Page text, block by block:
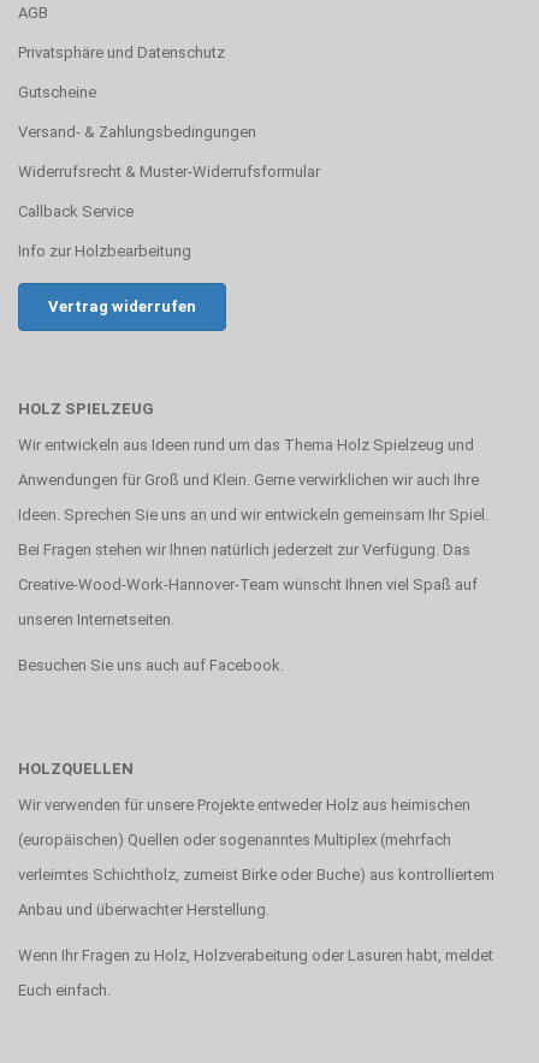
AGB
Privatsphäre und Datenschutz
Gutscheine
Versand- & Zahlungsbedingungen
Widerrufsrecht & Muster-Widerrufsformular
Callback Service
Info zur Holzbearbeitung
Vertrag widerrufen
HOLZ SPIELZEUG
Wir entwickeln aus Ideen rund um das Thema Holz Spielzeug und
Anwendungen für Groß und Klein. Gerne verwirklichen wir auch Ihre
Ideen. Sprechen Sie uns an und wir entwickeln gemeinsam Ihr Spiel.
Bei Fragen stehen wir Ihnen natürlich jederzeit zur Verfügung. Das
Creative-Wood-Work-Hannover-Team wünscht Ihnen viel Spaß auf
unseren Internetseiten.
Besuchen Sie uns auch auf Facebook
HOLZQUELLEN
Wir verwenden für unsere Projekte entweder Holz aus heimischen
(europäischen) Quellen oder sogenanntes Multiplex (mehrfach
verleimtes Schichtholz, zumeist Birke oder Buche) aus kontrolliertem
Anbau und überwachter Herstellung.
Wenn Ihr Fragen zu Holz, Holzverabeitung oder Lasuren habt, meldet
Euch einfach.